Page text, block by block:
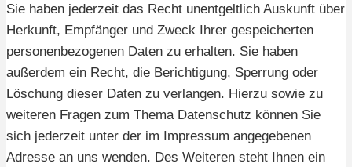
Sie haben jederzeit das Recht unentgeltlich Auskunft über
Herkunft, Empfänger und Zweck Ihrer gespeicherten
personenbezogenen Daten zu erhalten. Sie haben
außerdem ein Recht, die Berichtigung, Sperrung oder
Löschung dieser Daten zu verlangen. Hierzu sowie zu
weiteren Fragen zum Thema Datenschutz können Sie
sich jederzeit unter der im Impressum angegebenen
Adresse an uns wenden. Des Weiteren steht Ihnen ein